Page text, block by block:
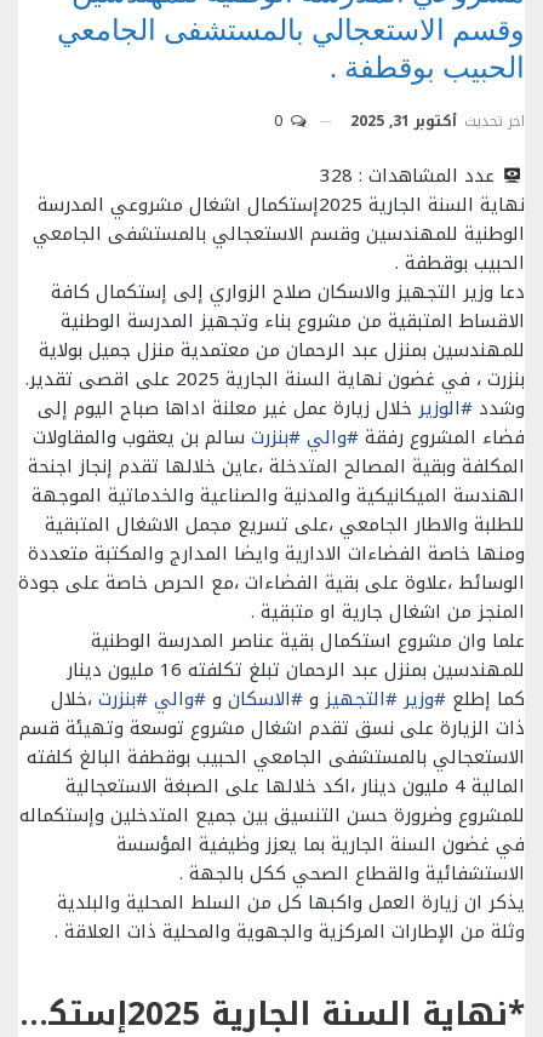
وقسم الاستعجالي بالمستشفى الجامعي
الحبيب بوقطفة .
اخر تحديث أكتوبر 31, 2025
عدد المشاهدات : 328
نهاية السنة الجارية 2025إستكمال اشغال مشروعي المدرسة
الوطنية للمهندسين وقسم الاستعجالي بالمستشفى الجامعي
الحبيب بوقطفة .
دعا وزير التجهيز والاسكان صلاح الزواري إلى إستكمال كافة
الاقساط المتبقية من مشروع بناء وتجهيز المدرسة الوطنية
للمهندسين بمنزل عبد الرحمان من معتمدية منزل جميل بولاية
بنزرت ، في غضون نهاية السنة الجارية 2025 على اقصى تقدير.
وشدد #الوزير خلال زيارة عمل غير معلنة اداها صباح اليوم إلى
فضاء المشروع رفقة#والي#بنزرت سالم بن يعقوب والمقاولات
المكلفة وبقية المصالح المتدخلة ،عاين خلالها تقدم إنجاز اجنحة
الهندسة الميكانيكية والمدنية والصناعية والخدماتية الموجهة
للطلبة والاطار الجامعي ،على تسريع مجمل الاشغال المتبقية
ومنها خاصة الفضاءات الادارية وايضا المدارج والمكتبة متعددة
الوسائط ،علاوة على بقية الفضاءات ،مع الحرص خاصة على جودة
المنجز من اشغال جارية او متبقية .
علما وان مشروع استكمال بقية عناصر المدرسة الوطنية
للمهندسين بمنزل عبد الرحمان تبلغ تكلفته 16 مليون دينار
كما إطلع #وزير#التجهيز و#الاسكان و#والي#بنزرت،خلال
ذات الزيارة على نسق تقدم اشغال مشروع توسعة وتهيئة قسم
الاستعجالي بالمستشفى الجامعي الحبيب بوقطفة البالغ كلفته
المالية 4 مليون دينار ،اكد خلالها على الصبغة الاستعجالية
للمشروع وضرورة حسن التنسيق بين جميع المتدخلين وإستكماله
في غضون السنة الجارية بما يعزز وظيفية المؤسسة
الاستشفائية والقطاع الصحي ككل بالجهة .
يذكر ان زيارة العمل واكبها كل من السلط المحلية والبلدية
وثلة من الإطارات المركزية والجهوية والمحلية ذات العلاقة .
*نهاية السنة الجارية 2025إستكمال اشغال مشروعي المدرسة الوطنية للمهندسين وقسم الاستعجالي بالمستشفى الجامعي الحبيب بوقطفة .